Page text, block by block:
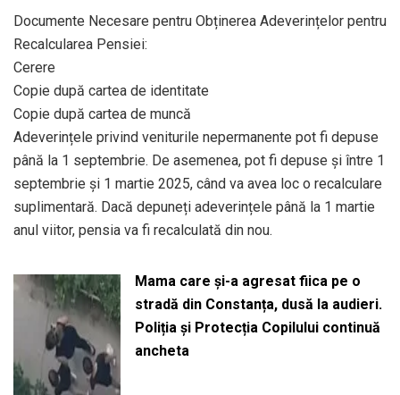
Documente Necesare pentru Obținerea Adeverințelor pentru
Recalcularea Pensiei:
Cerere
Copie după cartea de identitate
Copie după cartea de muncă
Adeverințele privind veniturile nepermanente pot fi depuse
până la 1 septembrie. De asemenea, pot fi depuse și între 1
septembrie și 1 martie 2025, când va avea loc o recalculare
suplimentară. Dacă depuneți adeverințele până la 1 martie
anul viitor, pensia va fi recalculată din nou.
Mama care și-a agresat fiica pe o
stradă din Constanța, dusă la audieri.
Poliția și Protecția Copilului continuă
ancheta